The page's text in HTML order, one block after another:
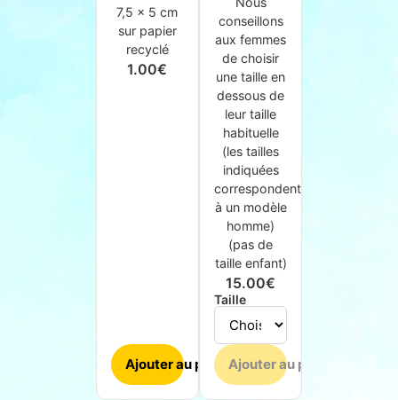
7,5 x 5 cm
sur papier
recyclé
1.00€
Ajouter au panier
conseillons
aux femmes
de choisir
une taille en
dessous de
leur taille
habituelle
(les tailles
indiquées
correspondent
à un modèle
homme)
(pas de
taille enfant)
15.00€
Taille
Ajouter au panier